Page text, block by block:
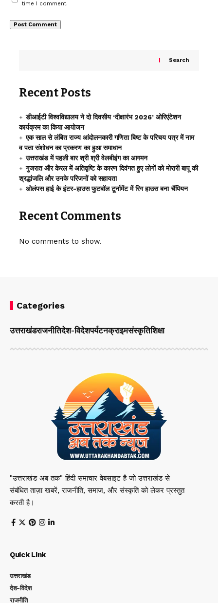
time I comment.
Search
Recent Posts
डीआईटी विश्वविद्यालय ने दो दिवसीय ‘दीक्षारंभ 2026’ ओरिएंटेशन
कार्यक्रम का किया आयोजन
एक साल से लंबित राज्य आंदोलनकारी गणिता बिष्ट के परिचय पत्र में नाम
व पता संशोधन का प्रकरण का हुआ समाधान
उत्तराखंड में पहली बार श्री श्री वेलबीइंग का आगमन
गुजरात और केरल में अतिवृष्टि के कारण दिवंगत हुए लोगों को मोरारी बापू की
श्रद्धांजलि और उनके परिजनों को सहायता
ओलंपस हाई के इंटर-हाउस फुटबॉल टूर्नामेंट में रिग हाउस बना चैंपियन
Recent Comments
No comments to show.
Categories
उत्तराखंडराजनीतिदेश-विदेशपर्यटनक्राइमसंस्कृतिशिक्षा
"उत्तराखंड अब तक" हिंदी समाचार वेबसाइट है जो उत्तराखंड से
संबंधित ताज़ा खबरें, राजनीति, समाज, और संस्कृति को लेकर प्रस्तुत
करती है।
Quick Link
उत्तराखंड
देश-विदेश
राजनीति